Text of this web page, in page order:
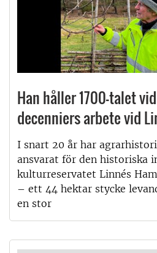
Han håller 1700-talet
decenniers arbete vid
I snart 20 år har
ansvarat för den historiska
kulturreservatet Linnés
– ett 44 hektar stycke
en stor